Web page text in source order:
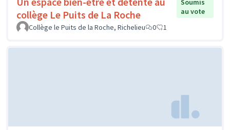
collège Le Puits de La Roche
au vote
Collège le Puits de la Roche, Richelieu
0 1